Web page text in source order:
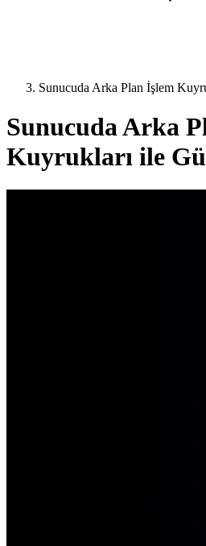
Sunucuda Arka Plan İşlem
Sunucuda Arka
Kuyrukları ile